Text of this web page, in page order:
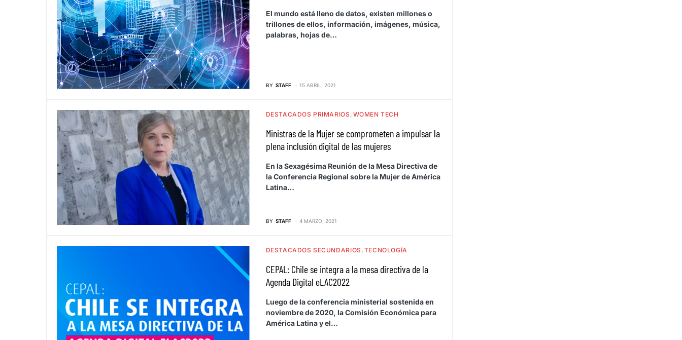
El mundo está lleno de datos, existen millones o
trillones de ellos, información, imágenes, música,
palabras, hojas de…
BY STAFF 15 ABRIL, 2021
DESTACADOS PRIMARIOS WOMEN TECH
Ministras de la Mujer se comprometen a impulsar la
plena inclusión digital de las mujeres
En la Sexagésima Reunión de la Mesa Directiva de
la Conferencia Regional sobre la Mujer de América
Latina…
BY STAFF 4 MARZO, 2021
DESTACADOS SECUNDARIOS TECNOLOGÍA
CEPAL: Chile se integra a la mesa directiva de la
Agenda Digital eLAC2022
Luego de la conferencia ministerial sostenida en
noviembre de 2020, la Comisión Económica para
América Latina y el…